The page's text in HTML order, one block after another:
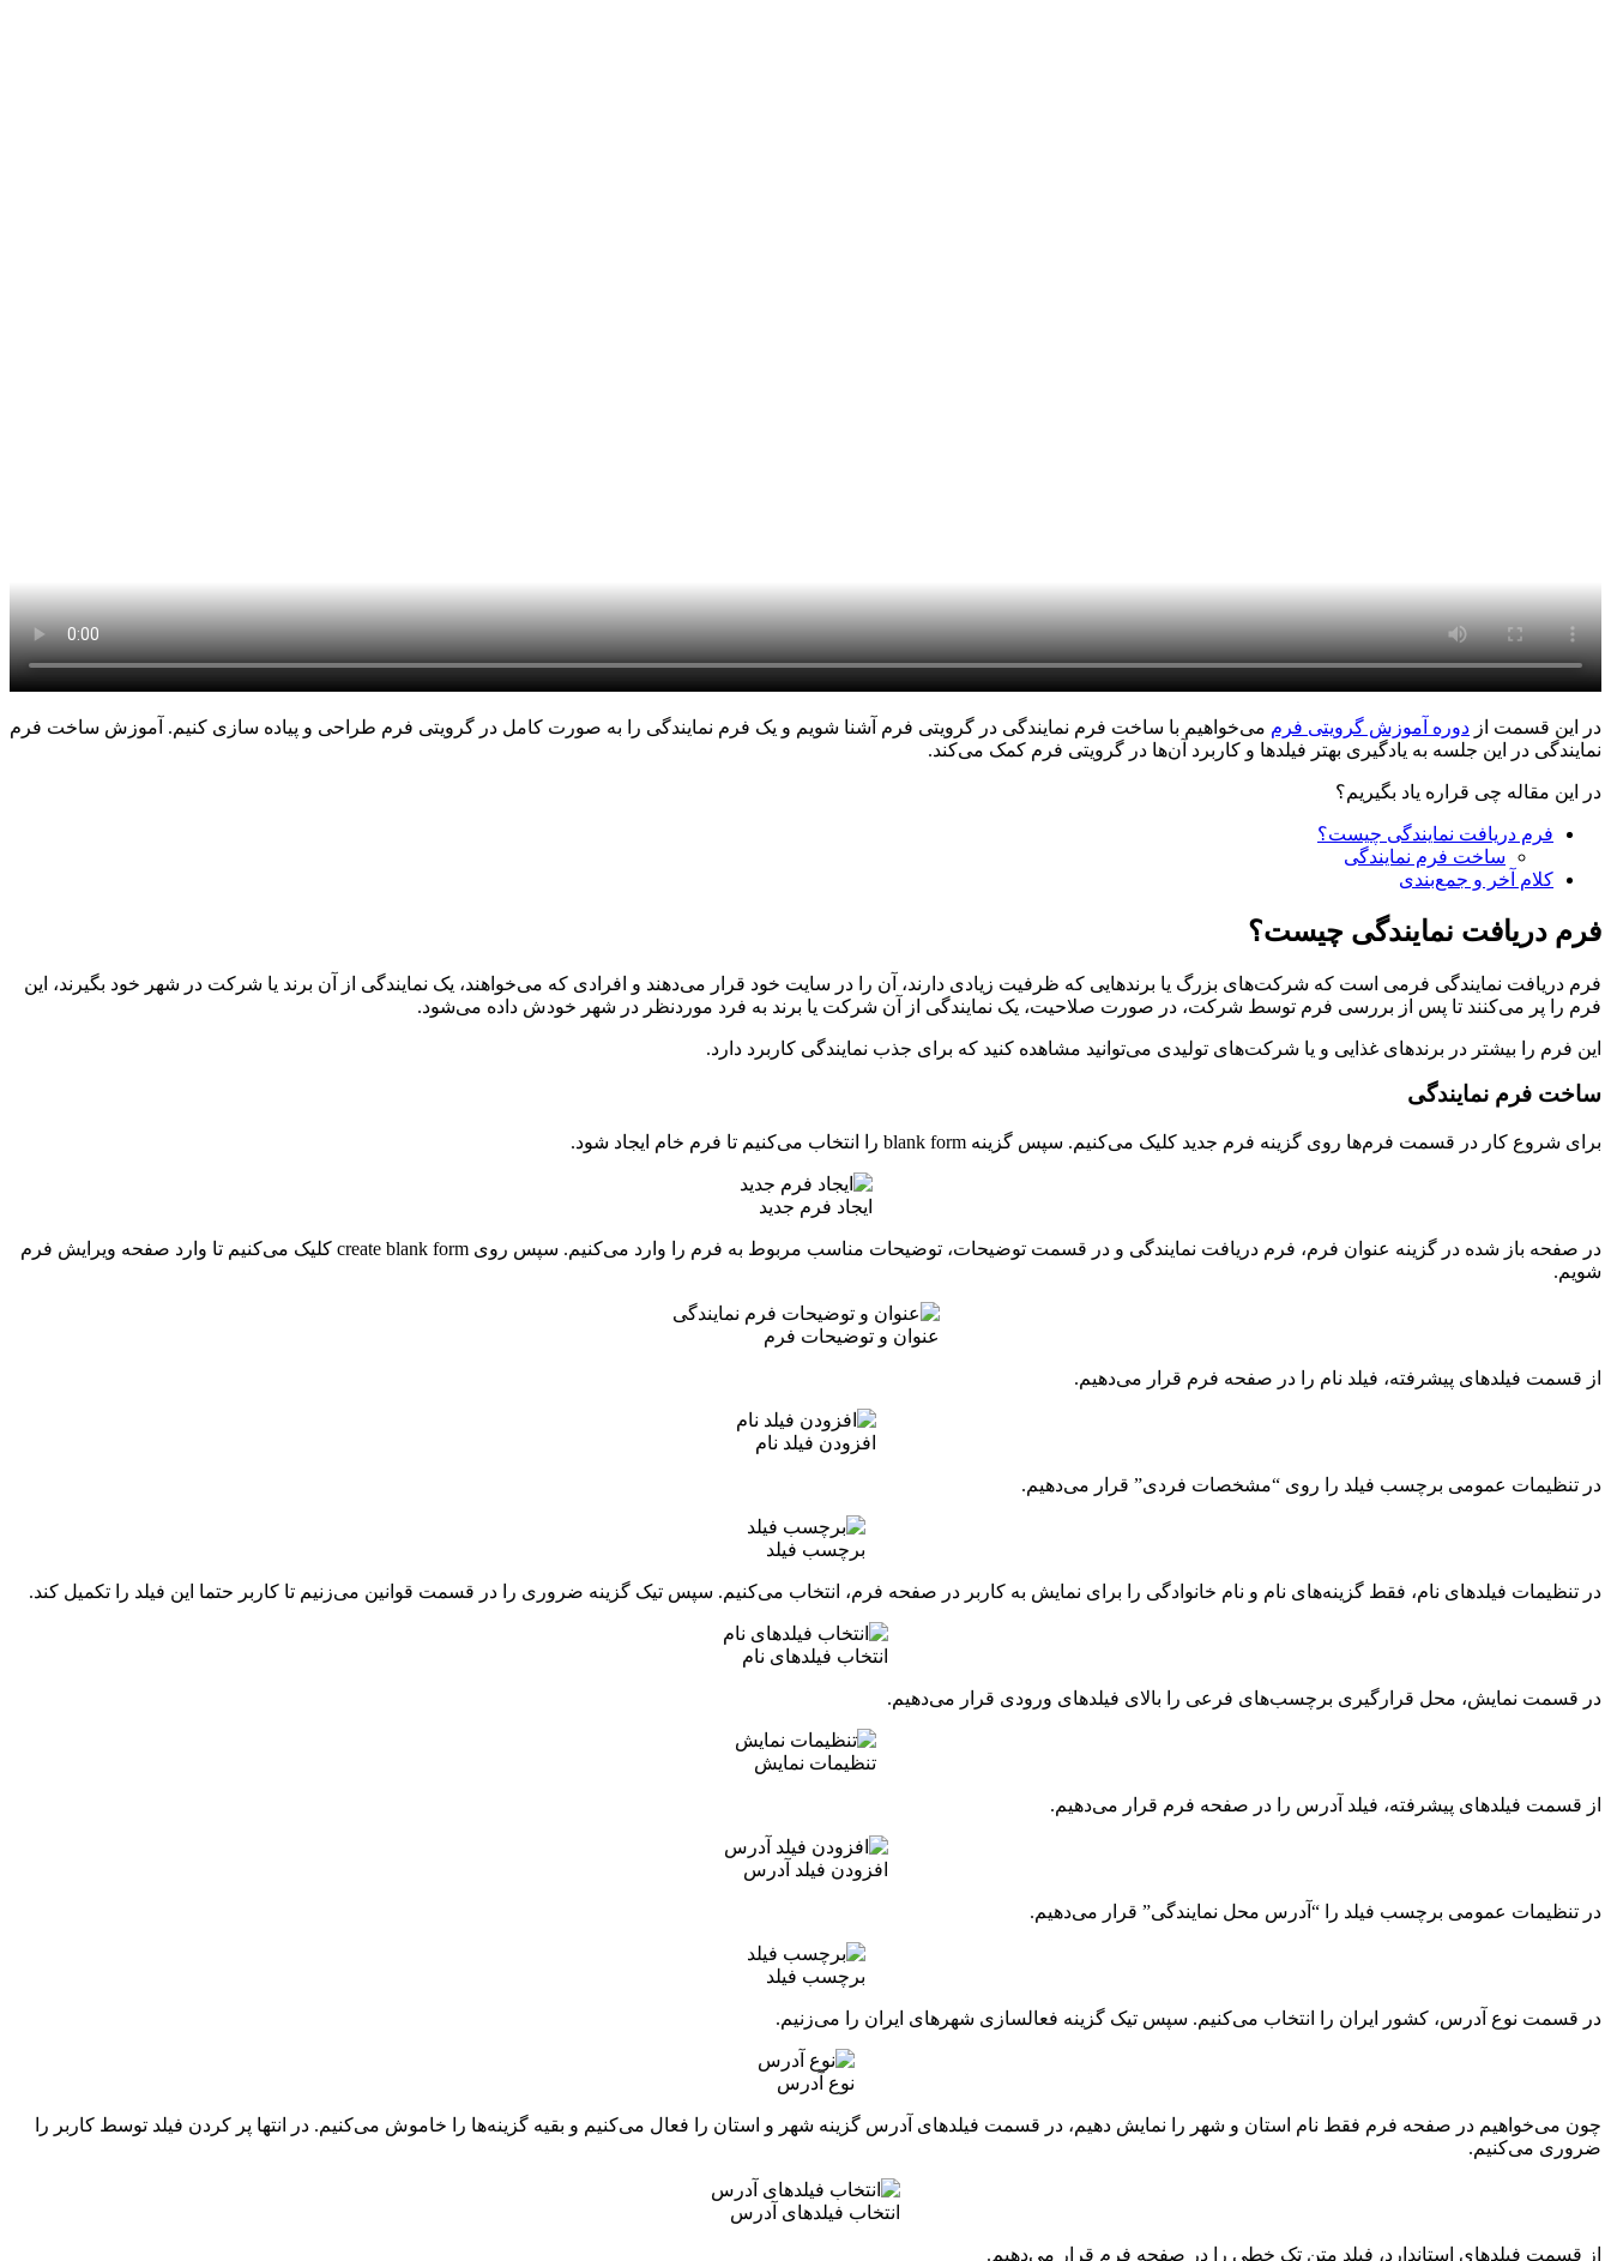
در این قسمت از دوره آموزش گرویتی فرم می‌خواهیم با ساخت فرم نمایندگی در گرویتی فرم آشنا شویم و یک فرم نمایندگی را به صورت کامل در گرویتی فرم طراحی و پیاده سازی کنیم. آموزش ساخت فرم
نمایندگی در این جلسه به یادگیری بهتر فیلدها و کاربرد آن‌ها در گرویتی فرم کمک می‌کند.
در این مقاله چی قراره یاد بگیریم؟
فرم دریافت نمایندگی چیست؟
ساخت فرم نمایندگی
کلام آخر و جمع‌بندی
فرم دریافت نمایندگی چیست؟
فرم دریافت نمایندگی فرمی است که شرکت‌های بزرگ یا برندهایی که ظرفیت زیادی دارند، آن را در سایت خود قرار می‌دهند و افرادی که می‌خواهند، یک نمایندگی از آن برند یا شرکت در شهر خود بگیرند، این
فرم را پر می‌کنند تا پس از بررسی فرم توسط شرکت، در صورت صلاحیت، یک نمایندگی از آن شرکت یا برند به فرد موردنظر در شهر خودش داده می‌شود.
این فرم را بیشتر در برندهای غذایی و یا شرکت‌های تولیدی می‌توانید مشاهده کنید که برای جذب نمایندگی کاربرد دارد.
ساخت فرم نمایندگی
برای شروع کار در قسمت فرم‌‌ها روی گزینه فرم جدید کلیک می‌کنیم. سپس گزینه blank form را انتخاب می‌کنیم تا فرم خام ایجاد شود.
ایجاد فرم جدید
در صفحه باز شده در گزینه عنوان فرم، فرم دریافت نمایندگی و در قسمت توضیحات، توضیحات مناسب مربوط به فرم را وارد می‌کنیم. سپس روی create blank form کلیک می‌کنیم تا وارد صفحه ویرایش فرم
شویم.
عنوان و توضیحات فرم
از قسمت فیلدهای پیشرفته، فیلد نام را در صفحه فرم قرار می‌دهیم.
افزودن فیلد نام
در تنظیمات عمومی برچسب فیلد را روی “مشخصات فردی” قرار می‌دهیم.
برچسب فیلد
در تنظیمات فیلدهای نام، فقط گزینه‌های نام و نام خانوادگی را برای نمایش به کاربر در صفحه فرم، انتخاب می‌کنیم. سپس تیک گزینه ضروری را در قسمت قوانین می‌زنیم تا کاربر حتما این فیلد را تکمیل کند.
انتخاب فیلدهای نام
در قسمت نمایش، محل قرارگیری برچسب‌های فرعی را بالای فیلدهای ورودی قرار می‌دهیم.
تنظیمات نمایش
از قسمت فیلدهای پیشرفته، فیلد آدرس را در صفحه فرم قرار می‌دهیم.
افزودن فیلد آدرس
در تنظیمات عمومی برچسب فیلد را “آدرس محل نمایندگی” قرار می‌دهیم.
برچسب فیلد
در قسمت نوع آدرس، کشور ایران را انتخاب می‌کنیم. سپس تیک گزینه فعالسازی شهرهای ایران را می‌زنیم.
نوع آدرس
چون می‌خواهیم در صفحه فرم فقط نام استان و شهر را نمایش دهیم، در قسمت فیلدهای آدرس گزینه شهر و استان را فعال می‌کنیم و بقیه گزینه‌ها را خاموش می‌کنیم. در انتها پر کردن فیلد توسط کاربر را
ضروری می‌کنیم.
انتخاب فیلدهای آدرس
از قسمت فیلدهای استاندارد، فیلد متن تک خطی را در صفحه فرم قرار می‌دهیم.